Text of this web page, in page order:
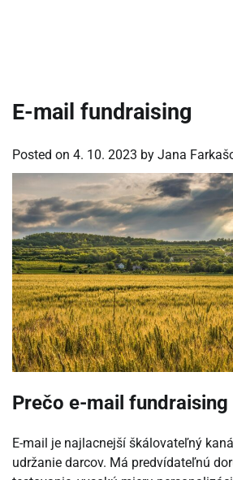
E-mail fundraising
Posted on 4. 10. 2023 by Jana
Prečo e-mail fundraising
E-mail je najlacnejší škálovateľný
udržanie darcov. Má predvídateľnú